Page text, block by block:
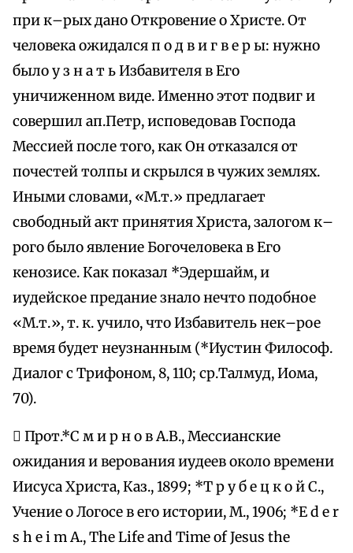
при к–рых дано Откровение о Христе. От
человека ожидался п о д в и г в е р ы: нужно
было у з н а т ь Избавителя в Его
уничиженном виде. Именно этот подвиг и
совершил ап.Петр, исповедовав Господа
Мессией после того, как Он отказался от
почестей толпы и скрылся в чужих землях.
Иными словами, «М.т.» предлагает
свободный акт принятия Христа, залогом к–
рого было явление Богочеловека в Его
кенозисе. Как показал *Эдершайм, и
иудейское предание знало нечто подобное
«М.т.», т. к. учило, что Избавитель нек–рое
время будет неузнанным (*Иустин Философ.
Диалог с Трифоном, 8, 110; ср.Талмуд, Иома,
70).
 Прот.*С м и р н о в А.В., Мессианские
ожидания и верования иудеев около времени
Иисуса Христа, Каз., 1899; *Т р у б е ц к о й С.,
Учение о Логосе в его истории, М., 1906; *E d e r
s h e i m A., The Life and Time of Jesus the